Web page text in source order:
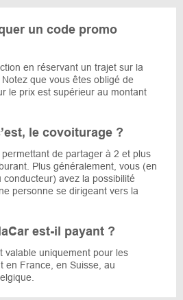
un code promo
en réservant un trajet sur la
que vous êtes obligé de
le prix est supérieur au montant
le covoiturage ?
permettant de partager à 2 et plus
Plus généralement, vous (en
avez la possibilité
personne se dirigeant vers la
est-il payant ?
valable uniquement pour les
en France, en Suisse, au